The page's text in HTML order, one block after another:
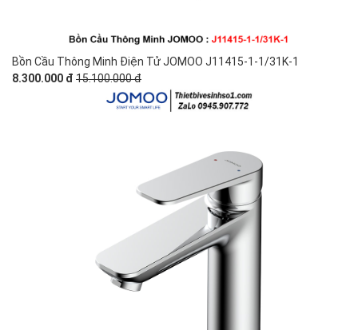
Bồn Cầu Thông Minh Điện Tử JOMOO J11415-1-1/31K-1
8.300.000 đ 15.100.000 đ